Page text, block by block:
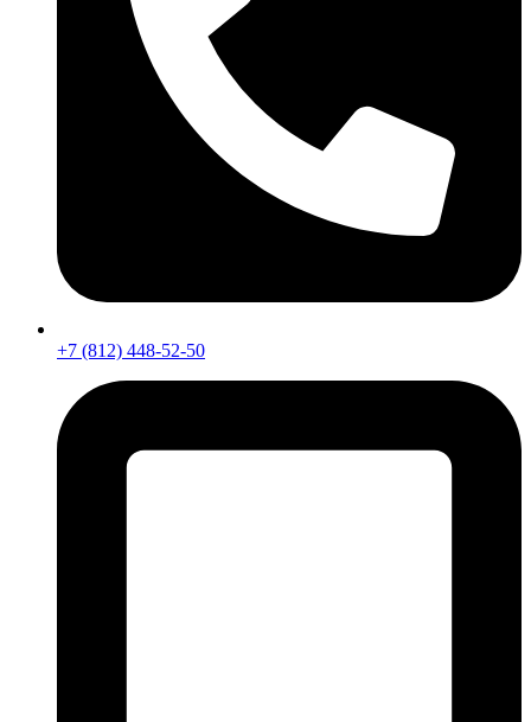
+7 (812) 448-52-50